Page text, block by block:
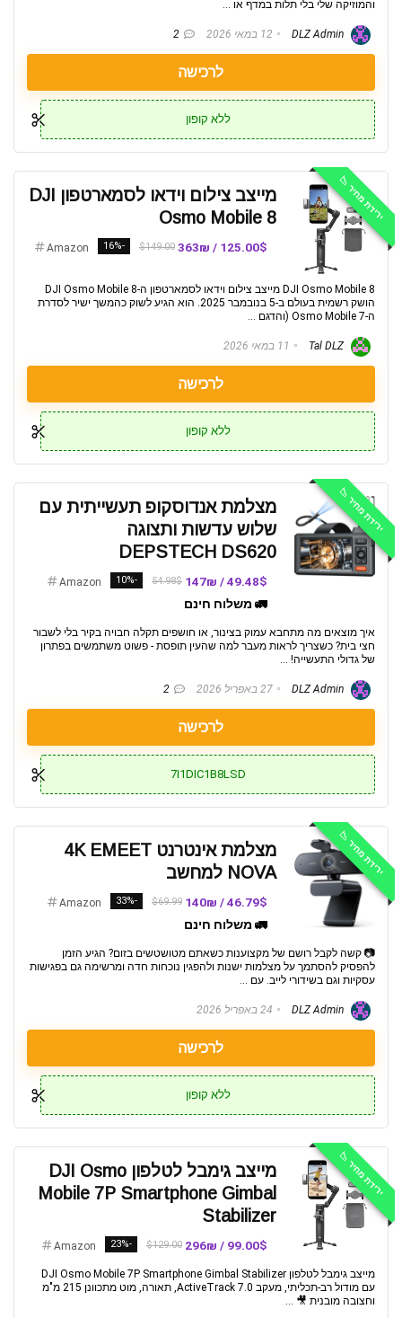
והמוזיקה שלי בלי תלות במדף או ...
12 במאי 2026 2
לרכישה
ללא קופון
ירידת מחיר 📉
מייצב צילום וידאו לסמארטפון DJI
Osmo Mobile 8
125.00$ / 363₪
$149.00
-16%
Amazon
DJI Osmo Mobile 8 מייצב צילום וידאו לסמארטפון ה-DJI Osmo Mobile 8
הושק רשמית בעולם ב-5 בנובמבר 2025. הוא הגיע לשוק כהמשך ישיר לסדרת
ה-Osmo Mobile 7 (והדגם ...
Tal DLZ 11 במאי 2026
לרכישה
ללא קופון
ירידת מחיר 📉
מצלמת אנדוסקופ תעשייתית עם
שלוש עדשות ותצוגה
DEPSTECH DS620
49.48$ / 147₪
54.98$
-10%
Amazon
🚛 משלוח חינם
איך מוצאים מה מתחבא עמוק בצינור, או חושפים תקלה חבויה בקיר בלי לשבור
חצי בית? כשצריך לראות מעבר למה שהעין תופסת - פשוט משתמשים בפתרון
של גדולי התעשייה! ...
27 באפריל 2026 2
לרכישה
7I1DIC1B8LSD
ירידת מחיר 📉
מצלמת אינטרנט 4K EMEET
NOVA למחשב
46.79$ / 140₪
$69.99
-33%
Amazon
🚛 משלוח חינם
📷 קשה לקבל רושם של מקצוענות כשאתם מטושטשים בזום? הגיע הזמן
להפסיק להסתמך על מצלמות ישנות ולהפגין נוכחות חדה ומרשימה גם בפגישות
עסקיות וגם בשידורי לייב. עם ...
24 באפריל 2026
לרכישה
ללא קופון
ירידת מחיר 📉
מייצב גימבל לטלפון DJI Osmo
Mobile 7P Smartphone Gimbal
Stabilizer
99.00$ / 296₪
$129.00
-23%
Amazon
מייצב גימבל לטלפון DJI Osmo Mobile 7P Smartphone Gimbal Stabilizer
עם מודול רב-תכליתי, מעקב ActiveTrack 7.0, תאורה, מוט מתכוונן 215 מ"מ
וחצובה מובנית 🎥 ...